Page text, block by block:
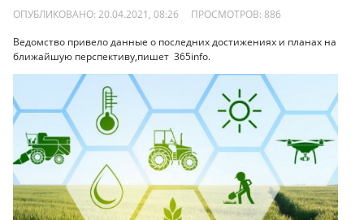
ОПУБЛИКОВАНО: 20.04.2021, 08:26 ПРОСМОТРОВ: 886
Ведомство привело данные о последних достижениях и планах на
ближайшую перспективу,пишет 365info.